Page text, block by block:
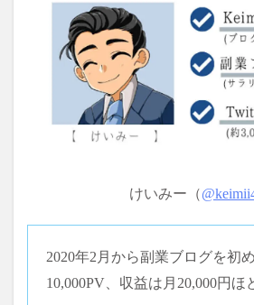
けいみー（@
2020年2月から副業ブログを初
10,000PV、収益は月20,000円ほ